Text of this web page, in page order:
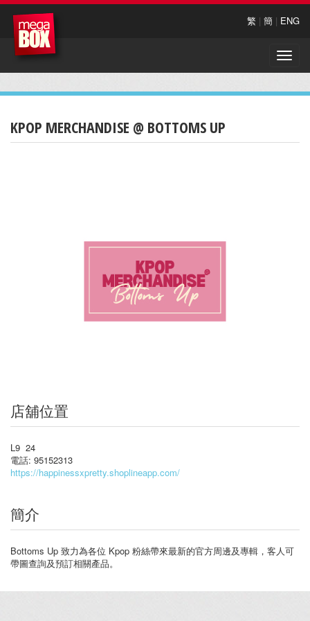
繁 | 簡 | ENG
Toggle
KPOP MERCHANDISE @ BOTTOMS UP
店舖位置
L9 24
電話: 95152313
https://happinessxpretty.shoplineapp.com/
簡介
Bottoms Up 致力為各位 Kpop 粉絲帶來最新的官方周邊及專輯，客人可
帶圖查詢及預訂相關產品。